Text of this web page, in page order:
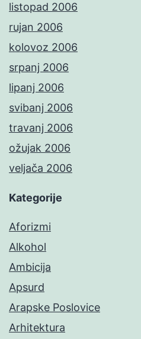
listopad 2006
rujan 2006
kolovoz 2006
srpanj 2006
lipanj 2006
svibanj 2006
travanj 2006
ožujak 2006
veljača 2006
Kategorije
Aforizmi
Alkohol
Ambicija
Apsurd
Arapske Poslovice
Arhitektura